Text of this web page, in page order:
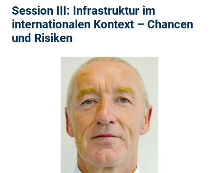
Session III: Infrastruktur im
internationalen Kontext – Chancen
und Risiken